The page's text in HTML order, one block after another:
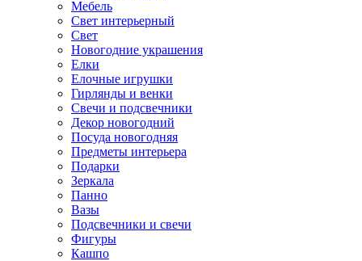
Мебель
Свет интерьерный
Свет
Новогодние украшения
Елки
Елочные игрушки
Гирлянды и венки
Свечи и подсвечники
Декор новогодний
Посуда новогодняя
Предметы интерьера
Подарки
Зеркала
Панно
Вазы
Подсвечники и свечи
Фигуры
Кашпо